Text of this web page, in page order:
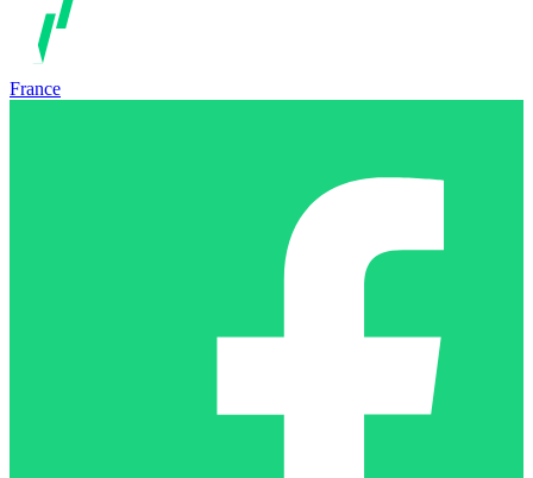
France